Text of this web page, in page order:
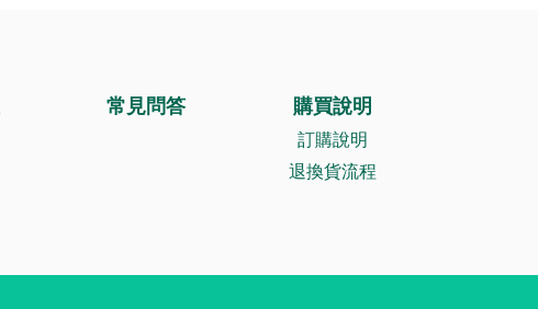
常見問答 購買說明
訂購說明
退換貨流程